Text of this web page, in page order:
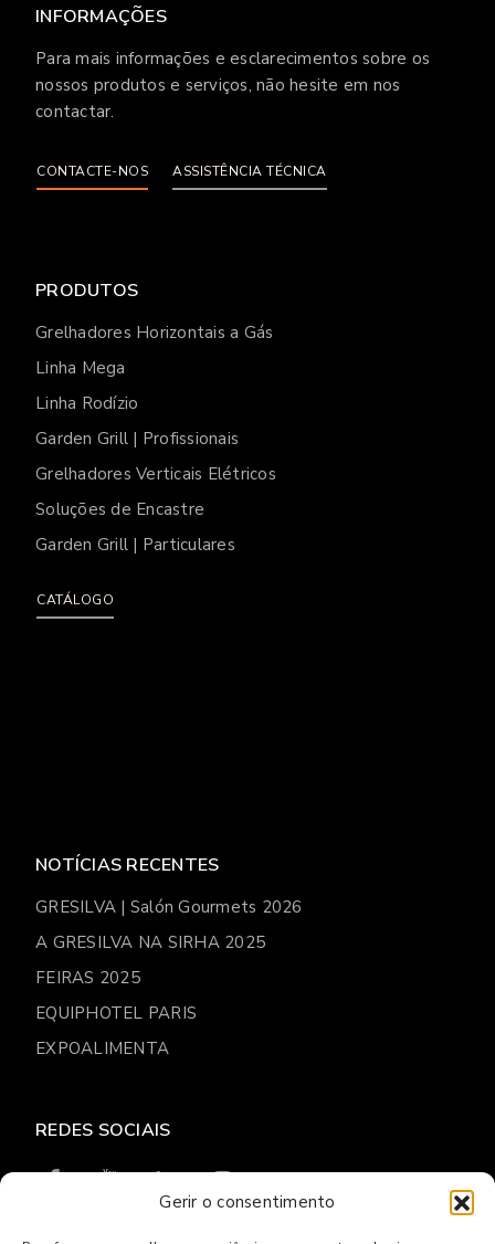
Gerir o consentimento
INFORMAÇÕES
Para mais informações e esclarecimentos sobre os
nossos produtos e serviços, não hesite em nos
contactar.
CONTACTE-NOS ASSISTÊNCIA TÉCNICA
PRODUTOS
Grelhadores Horizontais a Gás
Linha Mega
Linha Rodízio
Garden Grill | Profissionais
Grelhadores Verticais Elétricos
Soluções de Encastre
Garden Grill | Particulares
CATÁLOGO
NOTÍCIAS RECENTES
GRESILVA | Salón Gourmets 2026
A GRESILVA NA SIRHA 2025
FEIRAS 2025
EQUIPHOTEL PARIS
EXPOALIMENTA
REDES SOCIAIS